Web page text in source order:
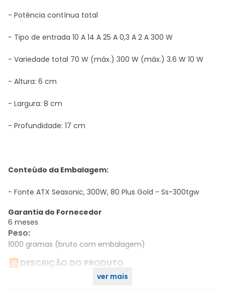
- Potência contínua total
- Tipo de entrada 10 A 14 A 25 A 0,3 A 2 A 300 W
- Variedade total 70 W (máx.) 300 W (máx.) 3.6 W 10 W
- Altura: 6 cm
- Largura: 8 cm
- Profundidade: 17 cm
Conteúdo da Embalagem:
- Fonte ATX Seasonic, 300W, 80 Plus Gold - Ss-300tgw
Garantia do Fornecedor
6 meses
Peso:
1000 gramas (bruto com embalagem)
DESCRIÇÃO DO PRODUTO
ver mais